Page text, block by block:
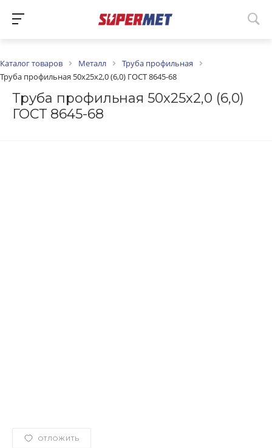
Каталог товаров Металл
Труба профильная
Труба профильная 50х25х2,0 (6,0) ГОСТ 8645-68
Труба профильная 50х25х2,0 (6,0)
ГОСТ 8645-68
ОТЛОЖИТЬ